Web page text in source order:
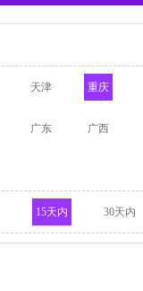
天津 重庆
广东 广西
15天内 30天内